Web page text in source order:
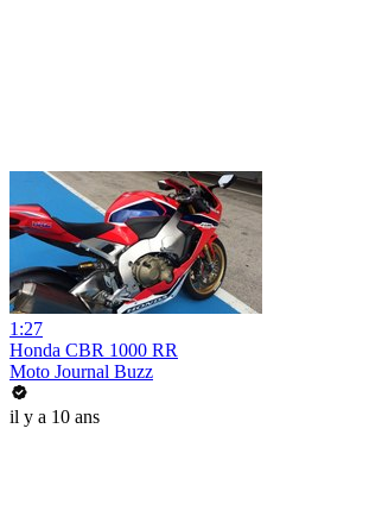
1:27
Honda CBR 1000 RR
Moto Journal Buzz
il y a 10 ans